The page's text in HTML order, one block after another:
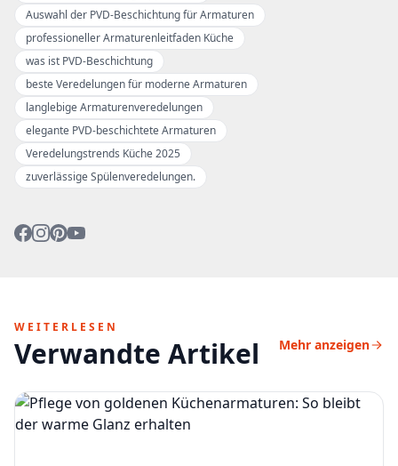
Auswahl der PVD-Beschichtung für Armaturen
professioneller Armaturenleitfaden Küche
was ist PVD-Beschichtung
beste Veredelungen für moderne Armaturen
langlebige Armaturenveredelungen
elegante PVD-beschichtete Armaturen
Veredelungstrends Küche 2025
zuverlässige Spülenveredelungen.
WEITERLESEN
Verwandte Artikel Mehr anzeigen